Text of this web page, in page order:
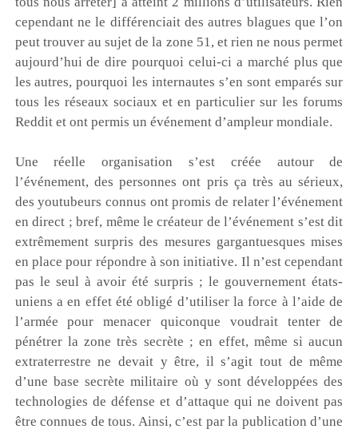
cependant ne le différenciait des autres blagues que l’on
peut trouver au sujet de la zone 51, et rien ne nous permet
aujourd’hui de dire pourquoi celui-ci a marché plus que
les autres, pourquoi les internautes s’en sont emparés sur
tous les réseaux sociaux et en particulier sur les forums
Reddit et ont permis un événement d’ampleur mondiale.
Une réelle organisation s’est créée autour de
l’événement, des personnes ont pris ça très au sérieux,
des youtubeurs connus ont promis de relater l’événement
en direct ; bref, même le créateur de l’événement s’est dit
extrêmement surpris des mesures gargantuesques mises
en place pour répondre à son initiative. Il n’est cependant
pas le seul à avoir été surpris ; le gouvernement états-
uniens a en effet été obligé d’utiliser la force à l’aide de
l’armée pour menacer quiconque voudrait tenter de
pénétrer la zone très secrète ; en effet, même si aucun
extraterrestre ne devait y être, il s’agit tout de même
d’une base secrète militaire où y sont développées des
technologies de défense et d’attaque qui ne doivent pas
être connues de tous. Ainsi, c’est par la publication d’une